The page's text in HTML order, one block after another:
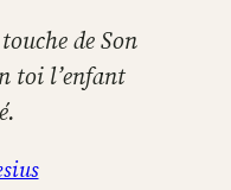
de Son
toi l’enfant